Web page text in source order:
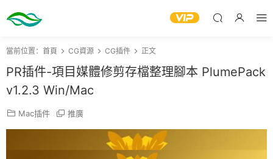
當前位置： 首頁 CG資源 CG插件 正文
PR插件-項目媒體修剪存檔整理腳本 PlumePack
v1.2.3 Win/Mac
Mac插件 推廣